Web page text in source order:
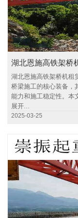
湖北恩施高铁架桥机租
桥梁施工的核心装备，
能力和施工稳定性。本
展开...
2025-03-25